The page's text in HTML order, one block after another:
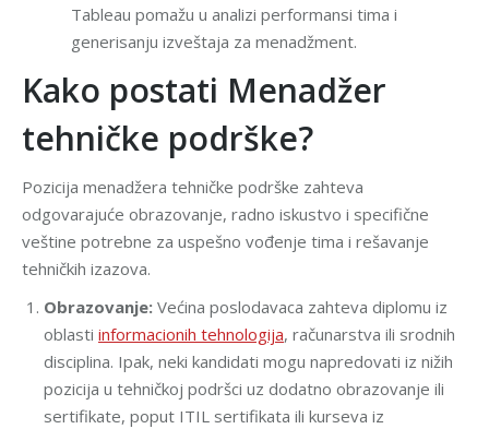
Tableau pomažu u analizi performansi tima i
generisanju izveštaja za menadžment.
Kako postati Menadžer
tehničke podrške?
Pozicija menadžera tehničke podrške zahteva
odgovarajuće obrazovanje, radno iskustvo i specifične
veštine potrebne za uspešno vođenje tima i rešavanje
tehničkih izazova.
Obrazovanje: Većina poslodavaca zahteva diplomu iz
oblasti informacionih tehnologija, računarstva ili srodnih
disciplina. Ipak, neki kandidati mogu napredovati iz nižih
pozicija u tehničkoj podršci uz dodatno obrazovanje ili
sertifikate, poput ITIL sertifikata ili kurseva iz